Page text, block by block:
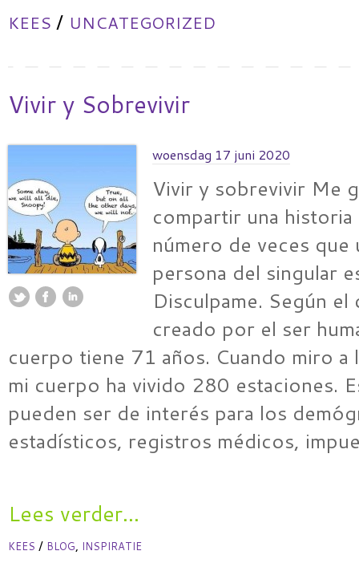
KEES / UNCATEGORIZED
Vivir y Sobrevivir
woensdag 17 juni 2020
Vivir y sobrevivir Me
compartir una historia
número de veces que
persona del singular
Disculpame. Según
creado por el ser
cuerpo tiene 71 años. Cuando miro a
mi cuerpo ha vivido 280 estaciones.
pueden ser de interés para los
estadísticos, registros médicos,
Lees verder...
KEES / BLOG, INSPIRATIE